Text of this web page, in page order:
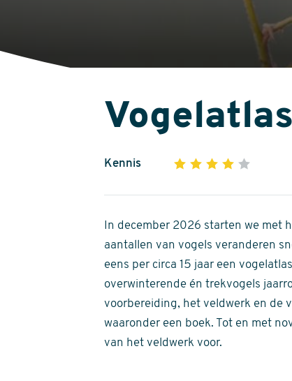
Vogelatlas
Kennis 1 2 3 4
of
5
stars
In december 2026 starten we met
aantallen van vogels veranderen
eens per circa 15 jaar een
overwinterende én trekvogels
voorbereiding, het veldwerk en de
waaronder een boek. Tot en met
van het veldwerk voor.